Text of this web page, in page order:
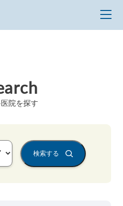
院を探す
検索する